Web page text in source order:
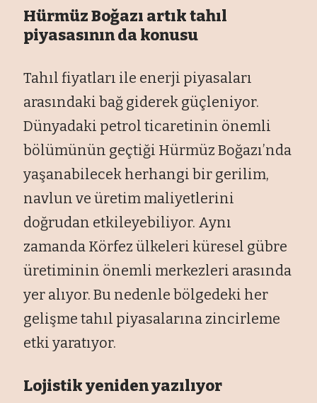
Hürmüz Boğazı artık tahıl
piyasasının da konusu
Tahıl fiyatları ile enerji piyasaları
arasındaki bağ giderek güçleniyor.
Dünyadaki petrol ticaretinin önemli
bölümünün geçtiği Hürmüz Boğazı’nda
yaşanabilecek herhangi bir gerilim,
navlun ve üretim maliyetlerini
doğrudan etkileyebiliyor. Aynı
zamanda Körfez ülkeleri küresel gübre
üretiminin önemli merkezleri arasında
yer alıyor. Bu nedenle bölgedeki her
gelişme tahıl piyasalarına zincirleme
etki yaratıyor.
Lojistik yeniden yazılıyor